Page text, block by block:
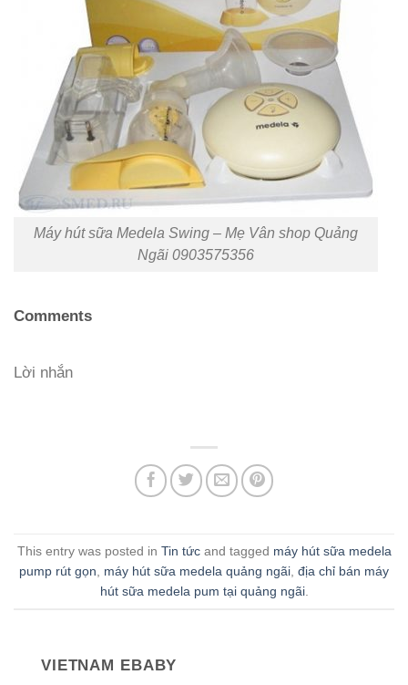
Máy hút sữa Medela Swing – Mẹ Vân shop Quảng
Ngãi 0903575356
Comments
Lời nhắn
This entry was posted in Tin tứcand tagged máy hút sữa medela
pump rút gọn
máy hút sữa medela quảng ngãi địa chỉ bán máy
hút sữa medela pum tại quảng ngãi.
VIETNAM EBABY